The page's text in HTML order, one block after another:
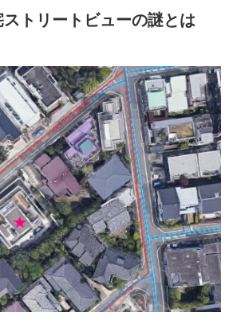
トリートビューの謎とは